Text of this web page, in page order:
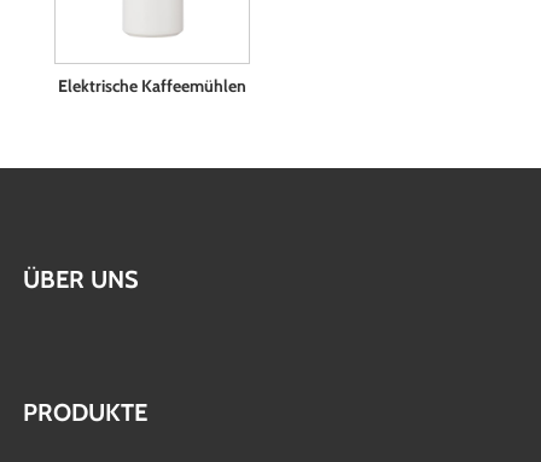
Elektrische Kaffeemühlen
ÜBER UNS
PRODUKTE